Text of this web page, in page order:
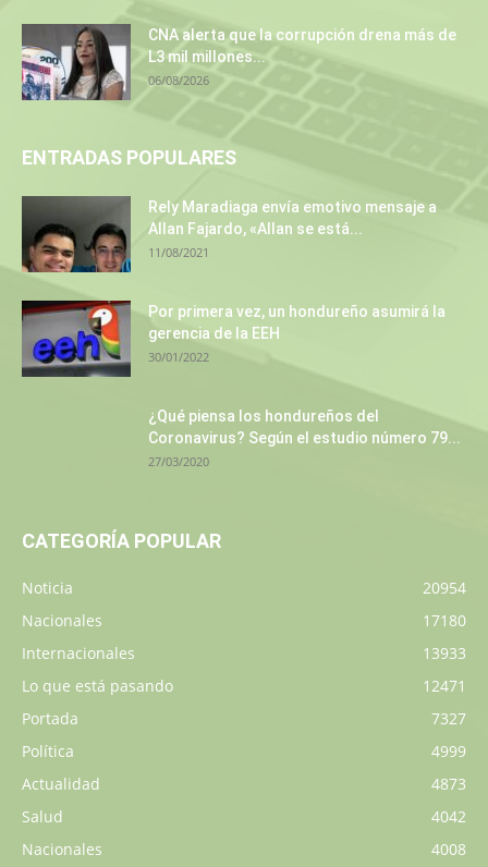
CNA alerta que la corrupción drena más de
L3 mil millones...
06/08/2026
ENTRADAS POPULARES
Rely Maradiaga envía emotivo mensaje a
Allan Fajardo, «Allan se está...
11/08/2021
Por primera vez, un hondureño asumirá la
gerencia de la EEH
30/01/2022
¿Qué piensa los hondureños del
Coronavirus? Según el estudio número 79...
27/03/2020
CATEGORÍA POPULAR
Noticia
20954
Nacionales
17180
Internacionales
13933
Lo que está pasando
12471
Portada
7327
Política
4999
Actualidad
4873
Salud
4042
Nacionales
4008